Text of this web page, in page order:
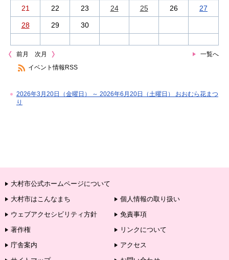
21 22 23 24 25 26 27
28 29 30
前月 一覧へ
次月
イベント情報RSS
2026年3月20日（金曜日） ～ 2026年6月20日（土曜日） おおむら花まつ
り
大村市公式ホームページについて
大村市はこんなまち
個人情報の取り扱い
ウェブアクセシビリティ方針
免責事項
著作権
リンクについて
庁舎案内
アクセス